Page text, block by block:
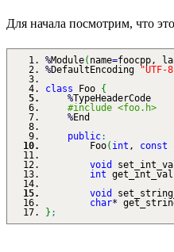
Для начала посмотрим, что
%Module( name=foocpp,
%DefaultEncoding "UTF-
class Foo {
%TypeHeaderCode
#include <foo.h>
%End
public:
Foo( int , const
void
int get_int_val
void
char*
} ;